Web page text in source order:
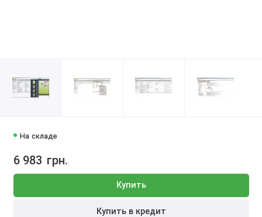
На складе
6 983 грн.
Купить
Купить в кредит